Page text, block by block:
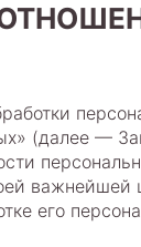
(далее —
его